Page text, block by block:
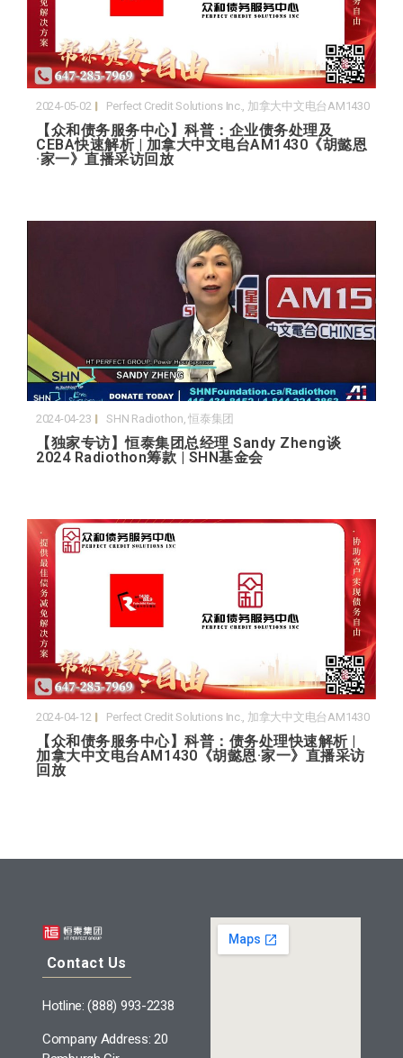
2024-05-02 Perfect Credit Solutions Inc., 加拿大中文电台AM1430
【众和债务服务中心】科普：企业债务处理及
CEBA快速解析 | 加拿大中文电台AM1430《胡懿恩
·家一》直播采访回放
2024-04-23 SHN Radiothon,恒泰集团
【独家专访】恒泰集团总经理 Sandy Zheng谈
2024 Radiothon筹款 | SHN基金会
2024-04-12 Perfect Credit Solutions Inc., 加拿大中文电台AM1430
【众和债务服务中心】科普：债务处理快速解析 |
加拿大中文电台AM1430《胡懿恩·家一》直播采访
回放
Contact Us
Hotline: (888) 993-2238
Company Address: 20